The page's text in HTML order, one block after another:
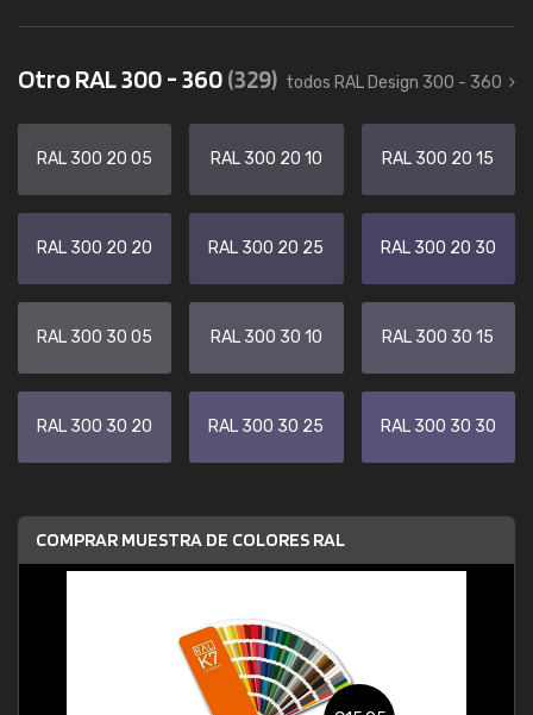
Otro RAL 300 - 360(329) todos RAL Design 300 - 360
RAL 300 20 05 RAL 300 20 10 RAL 300 20 15
RAL 300 20 20 RAL 300 20 25 RAL 300 20 30
RAL 300 30 05 RAL 300 30 10 RAL 300 30 15
RAL 300 30 20 RAL 300 30 25 RAL 300 30 30
COMPRAR MUESTRA DE COLORES RAL